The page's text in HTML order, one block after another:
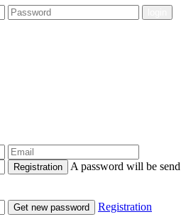
Registration
A password will be send
Get new password Registration